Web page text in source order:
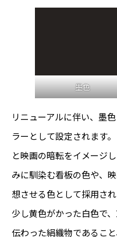
墨色
リニューアルに伴い、墨
ラーとして設定されます
と映画の暗転をイメージ
みに馴染む看板の色や、
想させる色として採用さ
少し黄色がかった白色で
伝わった絹織物であるこ